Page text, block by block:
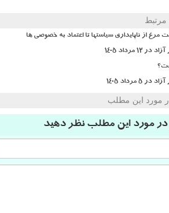
مرتبط
از ناپایداری سیاستها تا اعتماد به خصوصی ها
مرداد ۱۴۰۵
مرداد ۱۴۰۵
مورد این مطلب
در مورد این مطلب نظر دهید